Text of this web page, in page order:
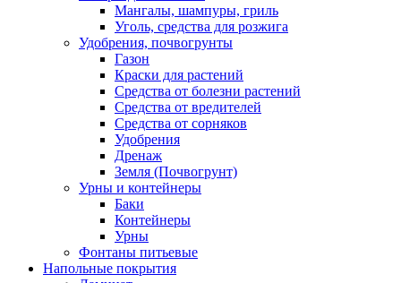
Мангалы, шампуры, гриль
Уголь, средства для розжига
Удобрения, почвогрунты
Газон
Краски для растений
Средства от болезни растений
Средства от вредителей
Средства от сорняков
Удобрения
Дренаж
Земля (Почвогрунт)
Урны и контейнеры
Баки
Контейнеры
Урны
Фонтаны питьевые
Напольные покрытия